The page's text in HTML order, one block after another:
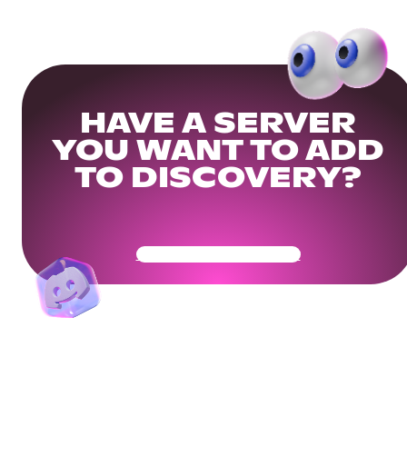
HAVE A SERVER
YOU WANT TO ADD
TO DISCOVERY?
Get Your Community Ready